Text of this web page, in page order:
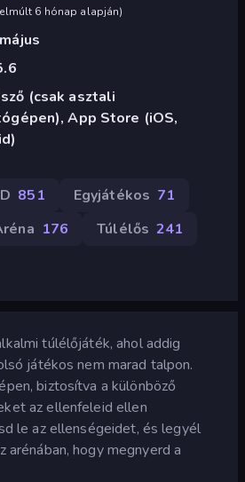
6 hónap alapján)
(csak asztali
App Store (iOS,
851 Egyjátékos 71
176 Túlélős 241
túlélőjáték, ahol addig
játékos nem marad talpon.
biztosítva a különböző
az ellenfeleid ellen
le az ellenségeidet, és legyél
arénában, hogy megnyerd a